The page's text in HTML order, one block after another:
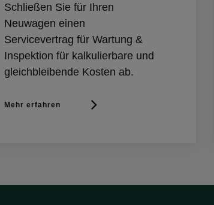
Schließen Sie für Ihren
Neuwagen einen
Servicevertrag für Wartung &
Inspektion für kalkulierbare und
gleichbleibende Kosten ab.
Mehr erfahren